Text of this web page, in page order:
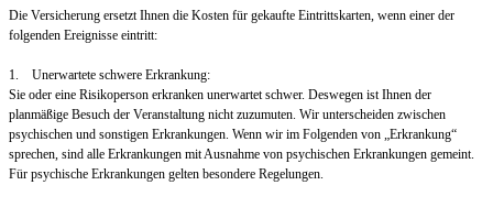
Die Versicherung ersetzt Ihnen die Kosten für gekaufte Eintrittskarten, wenn einer der
folgenden Ereignisse eintritt:
1. Unerwartete schwere Erkrankung:
Sie oder eine Risikoperson erkranken unerwartet schwer. Deswegen ist Ihnen der
planmäßige Besuch der Veranstaltung nicht zuzumuten. Wir unterscheiden zwischen
psychischen und sonstigen Erkrankungen. Wenn wir im Folgenden von „Erkrankung“
sprechen, sind alle Erkrankungen mit Ausnahme von psychischen Erkrankungen gemeint.
Für psychische Erkrankungen gelten besondere Regelungen.